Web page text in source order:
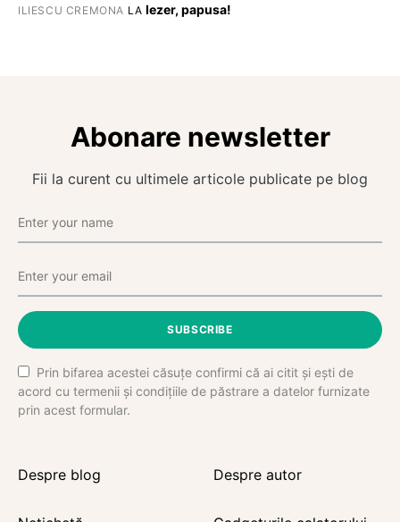
ILIESCU CREMONA LA Iezer, papusa!
Abonare newsletter
Fii la curent cu ultimele articole publicate pe blog
SUBSCRIBE
Prin bifarea acestei căsuțe confirmi că ai citit și ești de
acord cu termenii și condițiile de păstrare a datelor furnizate
prin acest formular.
Despre blog Despre autor